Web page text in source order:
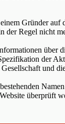
Gründer auf
der Regel nicht
über
der
und
überprüft